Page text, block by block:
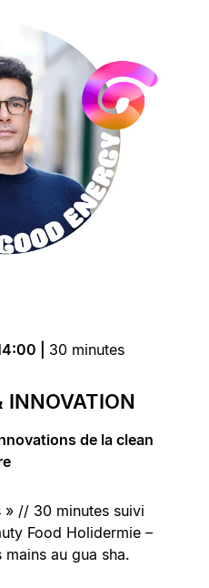
| 30 minutes
INNOVATION
de la clean
» // 30 minutes suivi
Food Holidermie –
au gua sha.